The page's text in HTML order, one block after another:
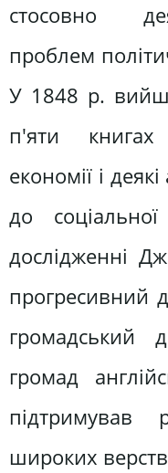
стосовно
проблем
У 1848 р.
п'яти книгах
економії і
до
дослідженні
прогресивний
громадський
громад
широких